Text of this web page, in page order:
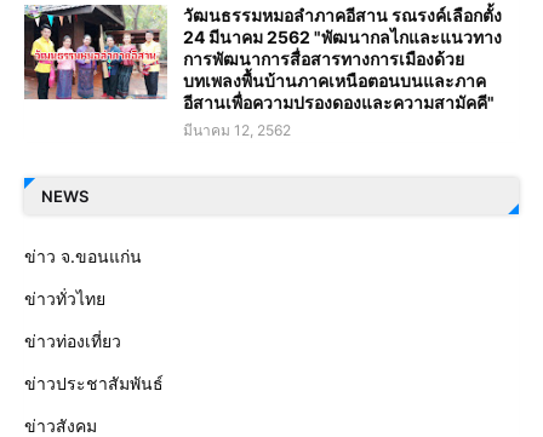
วัฒนธรรมหมอลำภาคอีสาน รณรงค์เลือกตั้ง
24 มีนาคม 2562 "พัฒนากลไกและแนวทาง
การพัฒนาการสื่อสารทางการเมืองด้วย
บทเพลงพื้นบ้านภาคเหนือตอนบนและภาค
อีสานเพื่อความปรองดองและความสามัคคี"
มีนาคม 12, 2562
NEWS
ข่าว จ.ขอนแก่น
ข่าวทั่วไทย
ข่าวท่องเที่ยว
ข่าวประชาสัมพันธ์
ข่าวสังคม